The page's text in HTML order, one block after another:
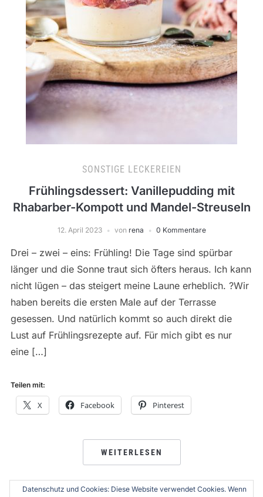
SONSTIGE LECKEREIEN
Frühlingsdessert: Vanillepudding mit
Rhabarber-Kompott und Mandel-Streuseln
12. April 2023 von rena 0 Kommentare
Drei – zwei – eins: Frühling! Die Tage sind spürbar
länger und die Sonne traut sich öfters heraus. Ich kann
nicht lügen – das steigert meine Laune erheblich. ?Wir
haben bereits die ersten Male auf der Terrasse
gesessen. Und natürlich kommt so auch direkt die
Lust auf Frühlingsrezepte auf. Für mich gibt es nur
eine […]
Teilen mit:
X Facebook Pinterest
WEITERLESEN
Datenschutz und Cookies: Diese Website verwendet Cookies. Wenn